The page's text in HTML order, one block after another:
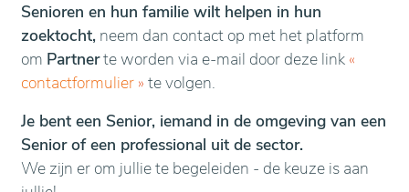
Senioren en hun familie wilt helpen in hun
zoektocht, neem dan contact op met het platform
om Partnerte worden via e-mail door deze link «
contactformulier » te volgen.
Je bent een Senior, iemand in de omgeving van een
Senior of een professional uit de sector.
We zijn er om jullie te begeleiden - de keuze is aan